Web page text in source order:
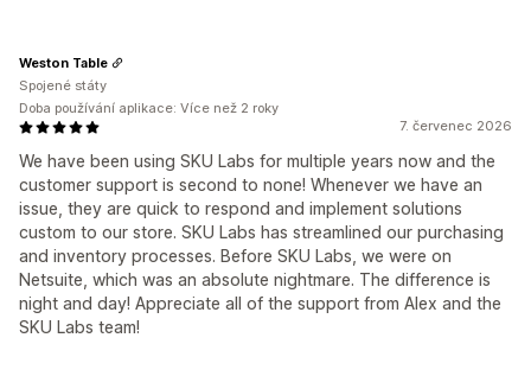
7. červenec 2026
We have been using SKU Labs for multiple years now and the
customer support is second to none! Whenever we have an
issue, they are quick to respond and implement solutions
custom to our store. SKU Labs has streamlined our purchasing
and inventory processes. Before SKU Labs, we were on
Netsuite, which was an absolute nightmare. The difference is
night and day! Appreciate all of the support from Alex and the
SKU Labs team!
Weston Table
Spojené státy
Doba používání aplikace: Více než 2 roky